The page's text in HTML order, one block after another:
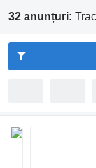
32 anunțuri: